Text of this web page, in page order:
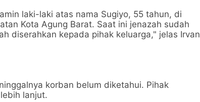
laki-laki atas nama Sugiyo, 55 tahun, di
Kota Agung Barat. Saat ini jenazah sudah
diserahkan kepada pihak keluarga," jelas Irvan
korban belum diketahui. Pihak
lanjut.